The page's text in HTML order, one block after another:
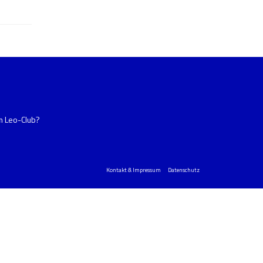
Leo-Club?
Kontakt & Impressum Datenschutz